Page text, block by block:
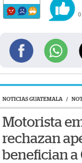
0
NOTICIAS GUATEMALA /
Motorista
rechazan
benefician a